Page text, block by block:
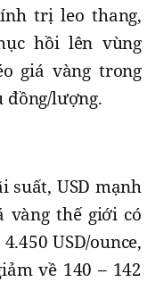
trị leo thang,
hồi lên vùng
giá vàng trong
đồng/lượng.
suất, USD mạnh
vàng thế giới có
USD/ounce,
về 140 – 142